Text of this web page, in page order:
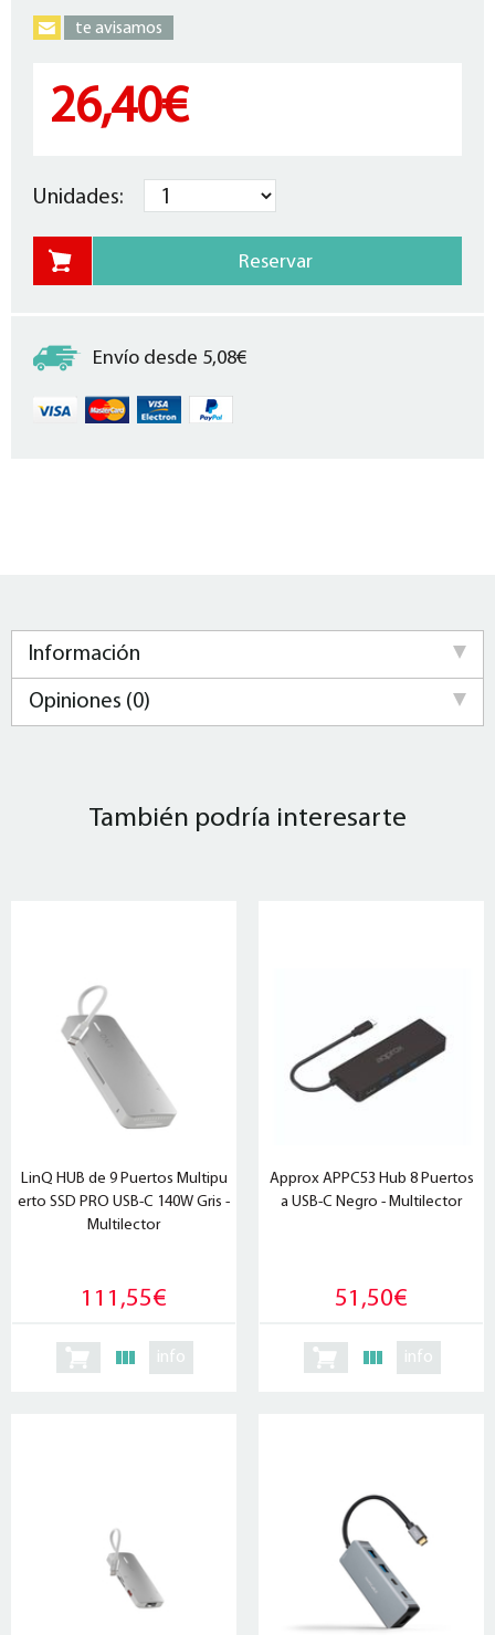
te avisamos
26,40€
Unidades:
Envío desde 5,08€
Información
Opiniones (0)
También podría interesarte
LinQ HUB de 9 Puertos Multipu
erto SSD PRO USB-C 140W Gris -
Multilector
111,55€
info
Approx APPC53 Hub 8 Puertos
a USB-C Negro - Multilector
51,50€
info